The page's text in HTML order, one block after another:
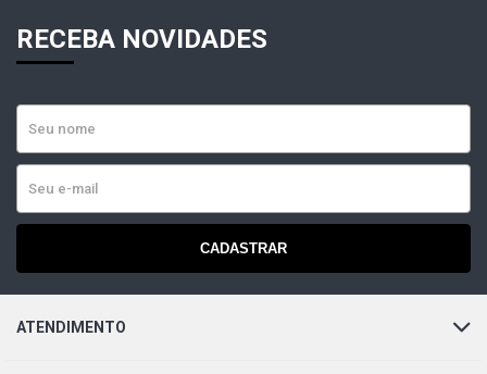
RECEBA NOVIDADES
CADASTRAR
ATENDIMENTO